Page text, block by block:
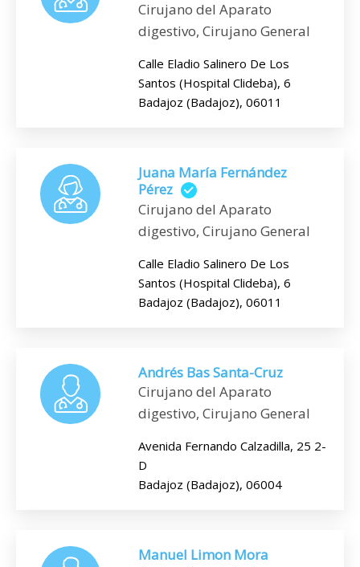
Cirujano del Aparato
digestivo, Cirujano General
Calle Eladio Salinero De Los
Santos (Hospital Clideba), 6
Badajoz (Badajoz), 06011
Juana María Fernández
Pérez
Cirujano del Aparato
digestivo, Cirujano General
Calle Eladio Salinero De Los
Santos (Hospital Clideba), 6
Badajoz (Badajoz), 06011
Andrés Bas Santa-Cruz
Cirujano del Aparato
digestivo, Cirujano General
Avenida Fernando Calzadilla, 25 2-
D
Badajoz (Badajoz), 06004
Manuel Limon Mora